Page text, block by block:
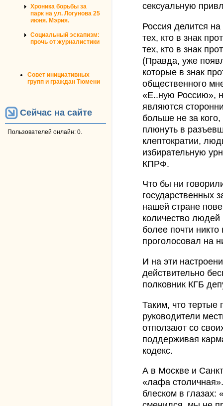
Хроника борьбы за
парк на ул. Логунова 25
июня. Мэрия.
Социальный эскапизм:
прочь от журналистики
Совет инициативных
групп и граждан Тюмени
Сейчас на сайте
Пользователей онлайн: 0.
сексуальную
Россия делится
тех, кто в знак
тех, кто в знак
(Правда, уже
которые в знак
общественного
«Е..ную Россию»,
являются
больше не за
плюнуть в
клептократии,
избирательную
КПРФ.
Что бы ни
государственных
нашей стране
количество
более почти никто
проголосовал на
И на эти
действительно
полковник КГБ
Таким, что
руководители
отползают со
поддерживая
кодекс.
А в Москве и
«лафа
блеском в